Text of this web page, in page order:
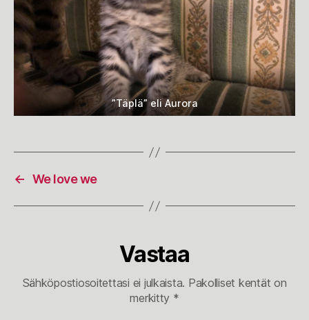
”Täplä” eli Aurora
← We love we
Vastaa
Sähköpostiosoitettasi ei julkaista. Pakolliset kentät on
merkitty *